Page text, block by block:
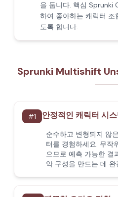
을 둡니다. 핵심 Sprunki
하여 좋아하는 캐릭터
도록 합니다.
Sprunki Multishift
#1 안정적인 캐릭터 시스
순수하고 변형되지 않
터를 경험하세요. 무작
으므로 예측 가능한 결
악 구성을 만드는 데